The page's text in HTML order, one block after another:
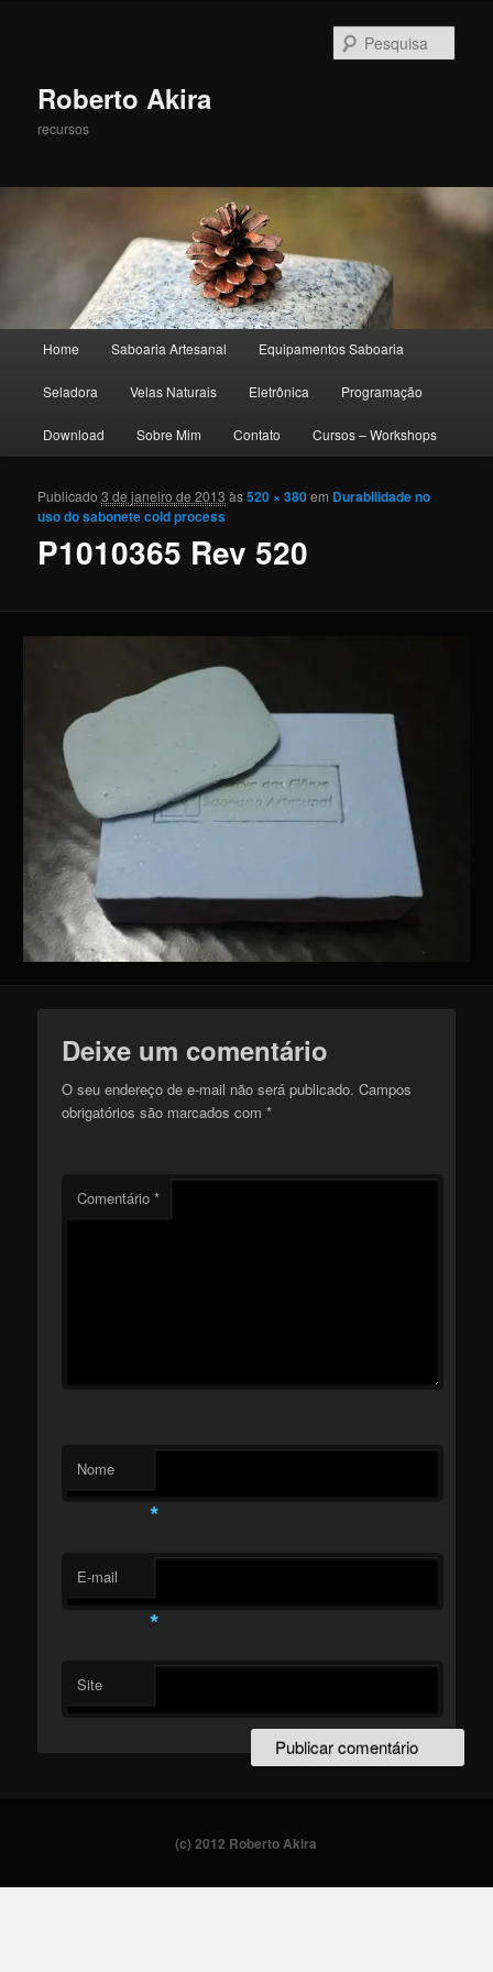
Roberto Akira
recursos
Pular para o conteúdo principal
Pular para o conteúdo secundário
Home Saboaria Artesanal Equipamentos Saboaria
Seladora Velas Naturais Eletrônica Programação
Download Sobre Mim Contato Cursos – Workshops
P1010365 Rev 520
Publicado3 de janeiro de 2013 às520 × 380em Durabilidade no
uso do sabonete cold process
Deixe um comentário
O seu endereço de e-mail não será publicado. Campos
obrigatórios são marcados com*
Comentário*
Nome
*
E-mail
*
Site
(c) 2012 Roberto Akira